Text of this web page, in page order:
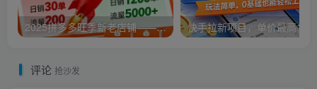
2025拼多多旺季新老店铺——快速低成本起量破千单
评论 抢沙发